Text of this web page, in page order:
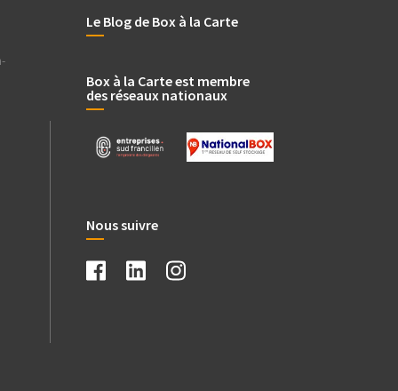
Le Blog de Box à la Carte
Box à la Carte est membre
des réseaux nationaux
Nous suivre